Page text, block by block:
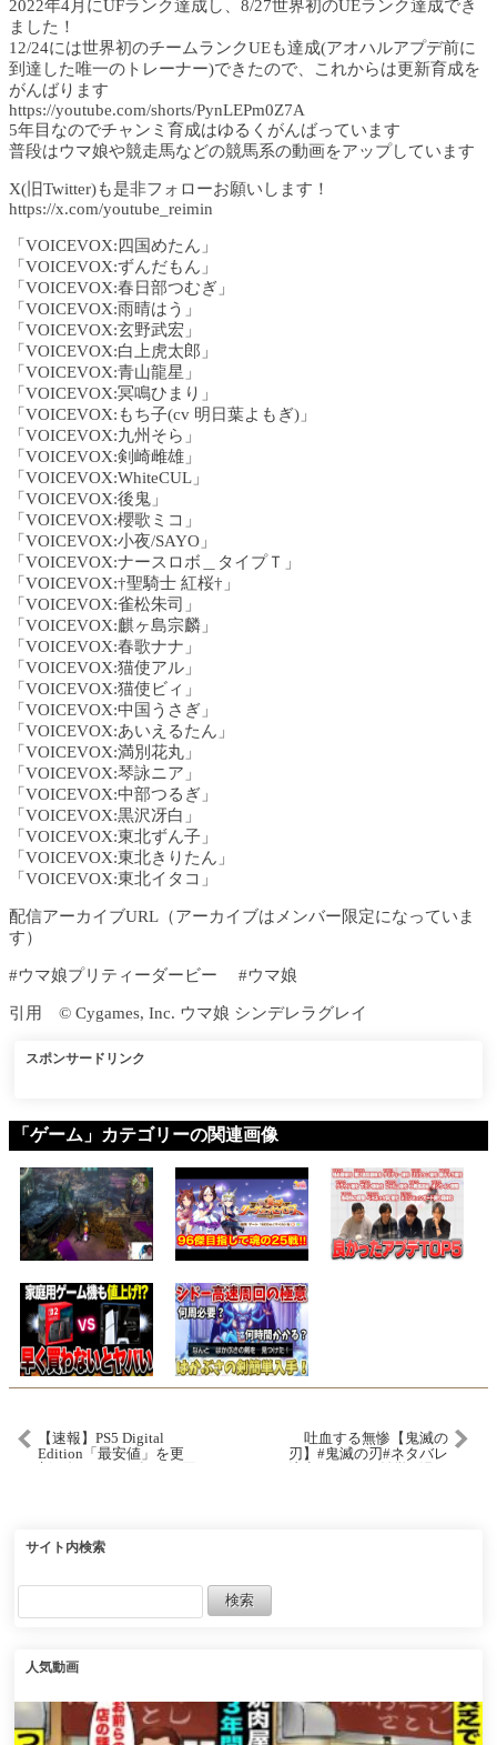
2022年4月にUFランク達成し、8/27世界初のUEランク達成でき
ました！
12/24には世界初のチームランクUEも達成(アオハルアプデ前に
到達した唯一のトレーナー)できたので、これからは更新育成を
がんばります
https://youtube.com/shorts/PynLEPm0Z7A
5年目なのでチャンミ育成はゆるくがんばっています
普段はウマ娘や競走馬などの競馬系の動画をアップしています
X(旧Twitter)も是非フォローお願いします！
https://x.com/youtube_reimin
「VOICEVOX:四国めたん」
「VOICEVOX:ずんだもん」
「VOICEVOX:春日部つむぎ」
「VOICEVOX:雨晴はう」
「VOICEVOX:玄野武宏」
「VOICEVOX:白上虎太郎」
「VOICEVOX:青山龍星」
「VOICEVOX:冥鳴ひまり」
「VOICEVOX:もち子(cv 明日葉よもぎ)」
「VOICEVOX:九州そら」
「VOICEVOX:剣崎雌雄」
「VOICEVOX:WhiteCUL」
「VOICEVOX:後鬼」
「VOICEVOX:櫻歌ミコ」
「VOICEVOX:小夜/SAYO」
「VOICEVOX:ナースロボ＿タイプＴ」
「VOICEVOX:†聖騎士 紅桜†」
「VOICEVOX:雀松朱司」
「VOICEVOX:麒ヶ島宗麟」
「VOICEVOX:春歌ナナ」
「VOICEVOX:猫使アル」
「VOICEVOX:猫使ビィ」
「VOICEVOX:中国うさぎ」
「VOICEVOX:あいえるたん」
「VOICEVOX:満別花丸」
「VOICEVOX:琴詠ニア」
「VOICEVOX:中部つるぎ」
「VOICEVOX:黒沢冴白」
「VOICEVOX:東北ずん子」
「VOICEVOX:東北きりたん」
「VOICEVOX:東北イタコ」
配信アーカイブURL（アーカイブはメンバー限定になっていま
す）
#ウマ娘プリティーダービー #ウマ娘
引用 © Cygames, Inc. ウマ娘 シンデレラグレイ
スポンサードリンク
「ゲーム」カテゴリーの関連画像
【速報】PS5 Digital
Edition「最安値」を更
吐血する無惨【鬼滅の
刃】#鬼滅の刃#ネタバレ
サイト内検索
人気動画